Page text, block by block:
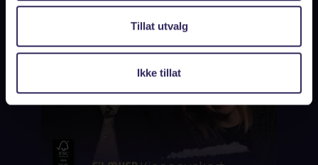
Tillat utvalg
Ikke tillat